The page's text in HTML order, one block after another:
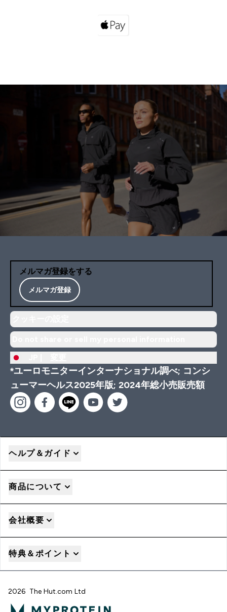
メルマガ登録をする
メルマガ登録
*ユーロモニターインターナショナル調べ; コンシ
ューマーヘルス2025年版; 2024年総小売販売額
ヘルプ＆ガイド
商品について
会社概要
特典＆ポイント
2026 The Hut.com Ltd